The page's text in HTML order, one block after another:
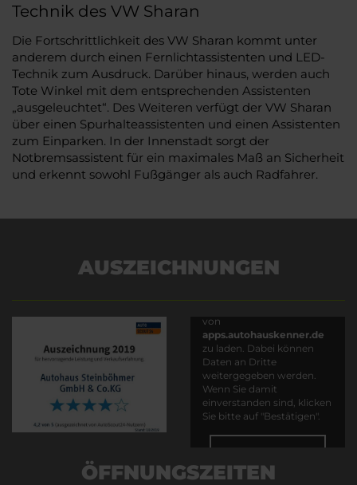
Technik des VW Sharan
Die Fortschrittlichkeit des VW Sharan kommt unter
anderem durch einen Fernlichtassistenten und LED-
Technik zum Ausdruck. Darüber hinaus, werden auch
Tote Winkel mit dem entsprechenden Assistenten
„ausgeleuchtet“. Des Weiteren verfügt der VW Sharan
über einen Spurhalteassistenten und einen Assistenten
zum Einparken. In der Innenstadt sorgt der
Notbremsassistent für ein maximales Maß an Sicherheit
und erkennt sowohl Fußgänger als auch Radfahrer.
AUSZEICHNUNGEN
von
apps.autohauskenner.de
zu laden. Dabei können
Daten an Dritte
weitergegeben werden.
Wenn Sie damit
einverstanden sind, klicken
Sie bitte auf "Bestätigen".
ÖFFNUNGSZEITEN